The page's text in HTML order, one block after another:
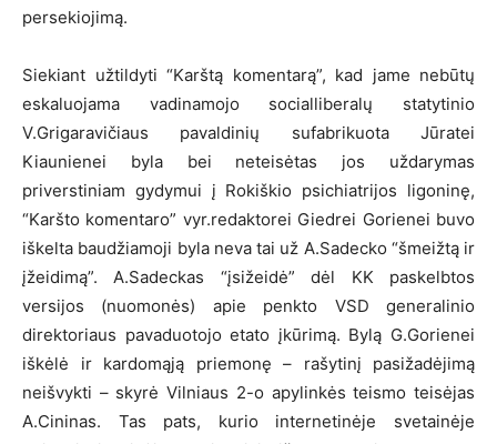
persekiojimą.
Siekiant užtildyti “Karštą komentarą”, kad jame nebūtų
eskaluojama vadinamojo socialliberalų statytinio
V.Grigaravičiaus pavaldinių sufabrikuota Jūratei
Kiaunienei byla bei neteisėtas jos uždarymas
priverstiniam gydymui į Rokiškio psichiatrijos ligoninę,
“Karšto komentaro” vyr.redaktorei Giedrei Gorienei buvo
iškelta baudžiamoji byla neva tai už A.Sadecko “šmeižtą ir
įžeidimą”. A.Sadeckas “įsižeidė” dėl KK paskelbtos
versijos (nuomonės) apie penkto VSD generalinio
direktoriaus pavaduotojo etato įkūrimą. Bylą G.Gorienei
iškėlė ir kardomąją priemonę – rašytinį pasižadėjimą
neišvykti – skyrė Vilniaus 2-o apylinkės teismo teisėjas
A.Cininas. Tas pats, kurio internetinėje svetainėje